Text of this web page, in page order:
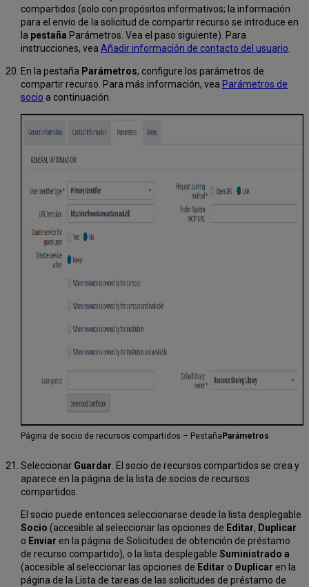
compartidos (solo con propósitos informativos; la información
para el envío de la solicitud de compartir recurso se introduce en
la pestaña Parámetros. Vea el paso siguiente). Para
instrucciones, vea Añadir información de contacto del usuario.
En la pestaña Parámetros, configure los parámetros de
compartir recurso. Para más información, vea Parámetros de
socio a continuación.
Página de socio de recursos compartidos – Pestaña Parámetros
Seleccionar Guardar. El socio de recursos compartidos se crea y
aparece en la página de la lista de socios de recursos
compartidos.
El socio puede entonces seleccionarse desde la lista desplegable
Socio (accesible al seleccionar las opciones de Editar, Duplicar
o Enviar en la página de Solicitudes de obtención de préstamo
de recurso compartido), o la lista desplegable Suministrado a
(accesible al seleccionar las opciones de Editar o Duplicar en la
página de la Lista de tareas de las solicitudes de préstamo de